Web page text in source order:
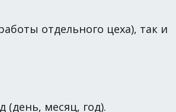
отдельного цеха), так и
(день, месяц, год).